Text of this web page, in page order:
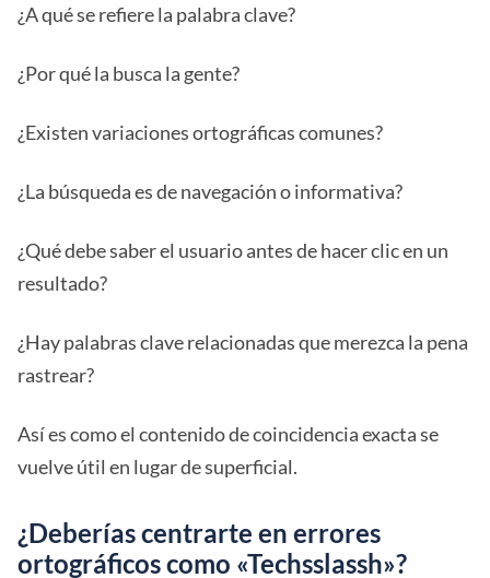
¿A qué se refiere la palabra clave?
¿Por qué la busca la gente?
¿Existen variaciones ortográficas comunes?
¿La búsqueda es de navegación o informativa?
¿Qué debe saber el usuario antes de hacer clic en un
resultado?
¿Hay palabras clave relacionadas que merezca la pena
rastrear?
Así es como el contenido de coincidencia exacta se
vuelve útil en lugar de superficial.
¿Deberías centrarte en errores
ortográficos como «Techsslassh»?